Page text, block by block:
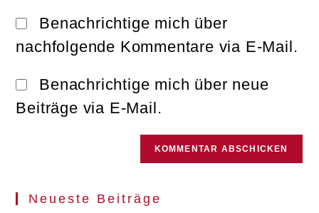
Benachrichtige mich über
nachfolgende Kommentare via E-Mail.
Benachrichtige mich über neue
Beiträge via E-Mail.
Neueste Beiträge